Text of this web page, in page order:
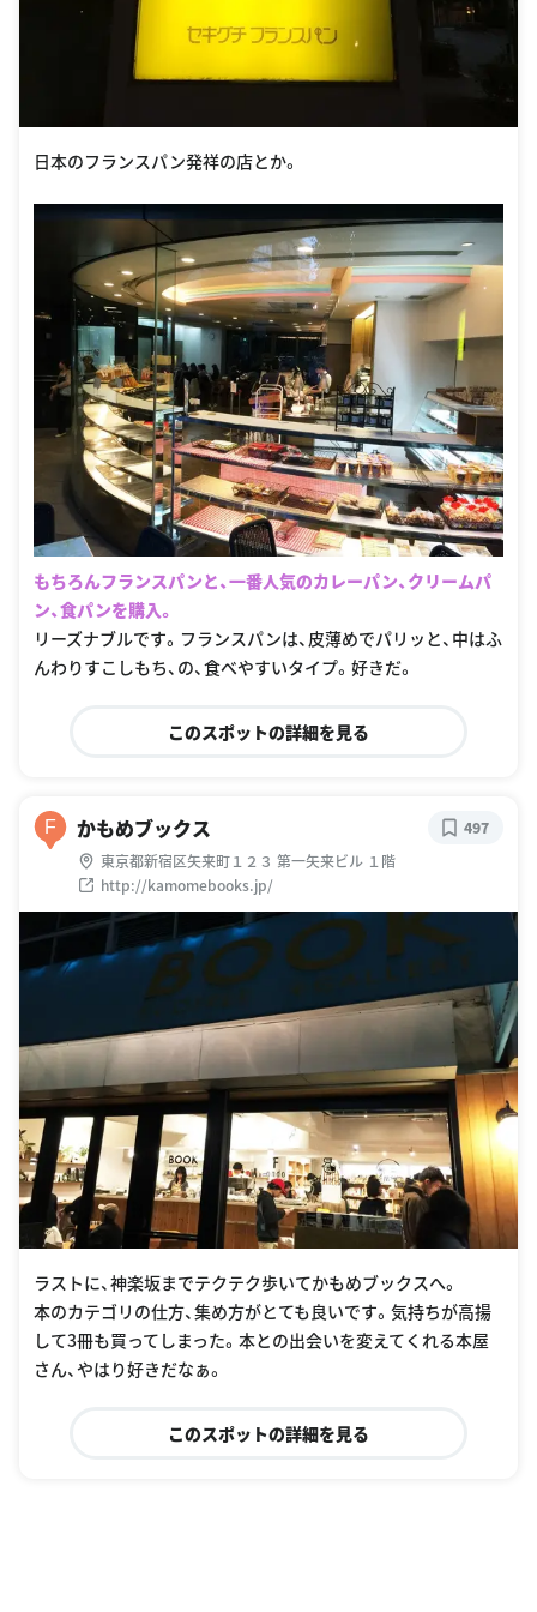
日本のフランスパン発祥の店とか。
もちろんフランスパンと、一番人気のカレーパン、クリームパ
ン、食パンを購入。
リーズナブルです。フランスパンは、皮薄めでパリッと、中はふ
んわりすこしもち、の、食べやすいタイプ。好きだ。
このスポットの詳細を見る
F かもめブックス
東京都新宿区矢来町１２３ 第一矢来ビル １階
http://kamomebooks.jp/
497
ラストに、神楽坂までテクテク歩いてかもめブックスへ。
本のカテゴリの仕方、集め方がとても良いです。気持ちが高揚
して3冊も買ってしまった。本との出会いを変えてくれる本屋
さん、やはり好きだなぁ。
このスポットの詳細を見る